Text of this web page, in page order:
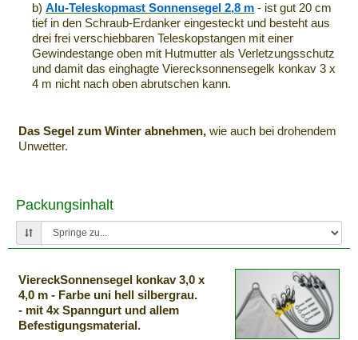
b) Alu-Teleskopmast Sonnensegel 2,8 m - ist gut 20 cm
tief in den Schraub-Erdanker eingesteckt und besteht aus
drei frei verschiebbaren Teleskopstangen mit einer
Gewindestange oben mit Hutmutter als Verletzungsschutz
und damit das einghagte Vierecksonnensegelk konkav 3 x
4 m nicht nach oben abrutschen kann.
Das Segel zum Winter abnehmen, wie auch bei drohendem
Unwetter.
Packungsinhalt
ViereckSonnensegel konkav 3,0 x
4,0 m - Farbe uni hell silbergrau.
- mit 4x Spanngurt und allem
Befestigungsmaterial.